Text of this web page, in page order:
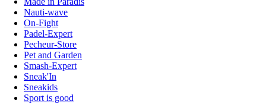
Nauti-wave
On-Fight
Padel-Expert
Pecheur-Store
Pet and Garden
Smash-Expert
Sneak'In
Sneakids
Sport is good